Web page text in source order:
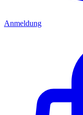
Anmeldung